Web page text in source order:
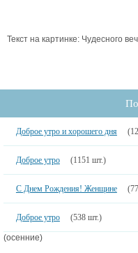
Текст на картинке: Чудесного
Доброе утро и хорошего дня
Доброе утро (1151 шт.)
С Днем Рождения! Женщине
Доброе утро (538 шт.)
(осенние)